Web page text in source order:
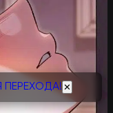
ПЕРЕХОДА! ✕